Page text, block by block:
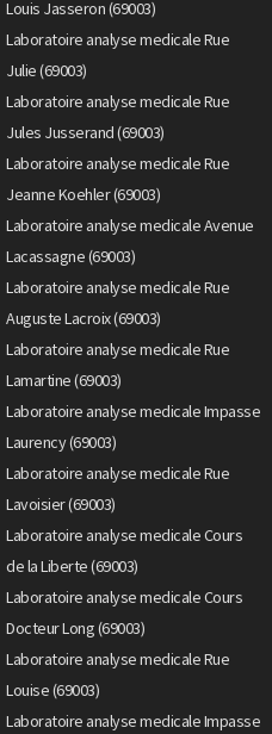
Louis Jasseron (69003)
Laboratoire analyse medicale Rue
Julie (69003)
Laboratoire analyse medicale Rue
Jules Jusserand (69003)
Laboratoire analyse medicale Rue
Jeanne Koehler (69003)
Laboratoire analyse medicale Avenue
Lacassagne (69003)
Laboratoire analyse medicale Rue
Auguste Lacroix (69003)
Laboratoire analyse medicale Rue
Lamartine (69003)
Laboratoire analyse medicale Impasse
Laurency (69003)
Laboratoire analyse medicale Rue
Lavoisier (69003)
Laboratoire analyse medicale Cours
de la Liberte (69003)
Laboratoire analyse medicale Cours
Docteur Long (69003)
Laboratoire analyse medicale Rue
Louise (69003)
Laboratoire analyse medicale Impasse